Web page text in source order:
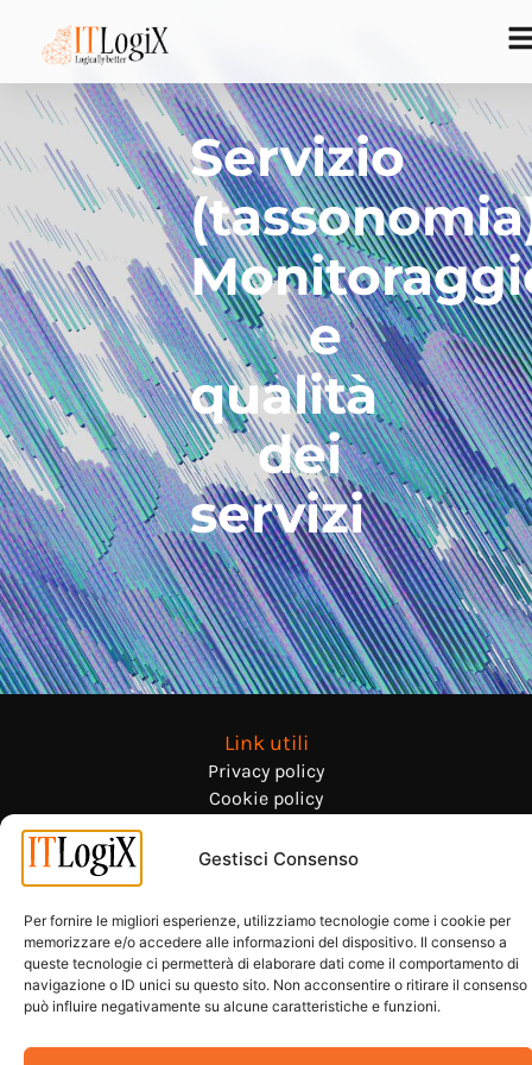
Gestisci Consenso
Per fornire le migliori esperienze, utilizziamo tecnologie come i cookie per
memorizzare e/o accedere alle informazioni del dispositivo. Il consenso a
queste tecnologie ci permetterà di elaborare dati come il comportamento di
navigazione o ID unici su questo sito. Non acconsentire o ritirare il consenso
può influire negativamente su alcune caratteristiche e funzioni.
Servizio
e
qualità
dei
servizi
Link utili
Privacy policy
Cookie policy
Governance
Certificazioni